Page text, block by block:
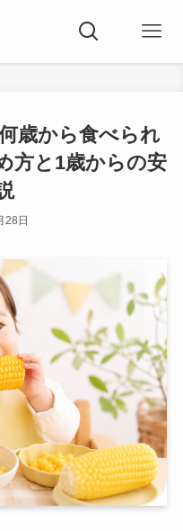
歳から食べられ
方と1歳からの安
28日